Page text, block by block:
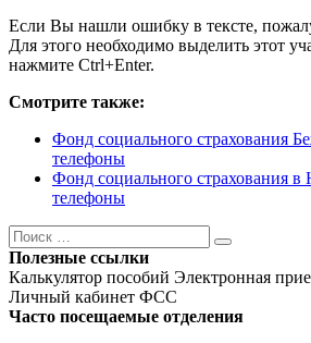
Если Вы нашли ошибку в тексте,
Для этого необходимо выделить этот
нажмите Ctrl+Enter.
Смотрите также:
Фонд социального страхования
телефоны
Фонд социального страхования в
телефоны
Поиск
Поиск
Полезные ссылки
Калькулятор пособий Электронная
Личный кабинет ФСС
Часто посещаемые отделения